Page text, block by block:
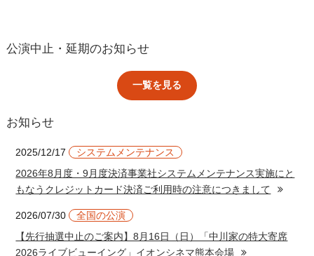
公演中止・延期のお知らせ
一覧を見る
お知らせ
2025/12/17
システムメンテナンス
2026年8月度・9月度決済事業社システムメンテナンス実施にと
もなうクレジットカード決済ご利用時の注意につきまして
2026/07/30
全国の公演
【先行抽選中止のご案内】8月16日（日）「中川家の特大寄席
2026ライブビューイング」イオンシネマ熊本会場